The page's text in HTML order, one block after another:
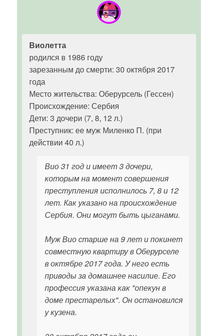
Виолетта
родился в 1986 году
зарезанным до смерти: 30 октября 2017
года
Место жительства: Оберурсель (Гессен)
Происхождение: Сербия
Дети: 3 дочери (7, 8, 12 л.)
Преступник: ее муж Миленко П. (при
действии 40 л.)
Вио 31 год и имеет 3 дочери,
которым на момент совершения
преступления исполнилось 7, 8 и 12
лет. Как указано на происхождение
Сербия. Они могут быть цыганами.
Муж Вио старше на 9 лет и покинет
совместную квартиру в Оберурселе
в октябре 2017 года. У него есть
приводы за домашнее насилие. Его
профессия указана как "опекун в
доме престарелых". Он остановился
у кузена.